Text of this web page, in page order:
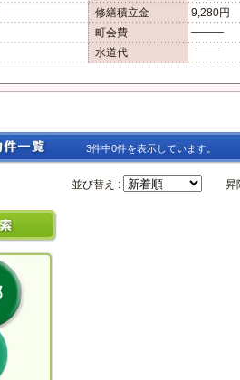
修繕積立金
9,280円
町会費
―――
水道代
―――
3件中0件を表示しています。
並び替え : 昇